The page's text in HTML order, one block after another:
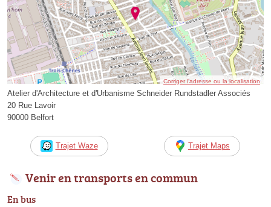
Corriger l’adresse ou la localisation
Atelier d'Architecture et d'Urbanisme Schneider Rundstadler Associés
20 Rue Lavoir
90000 Belfort
Trajet Waze Trajet Maps
Venir en transports en commun
En bus